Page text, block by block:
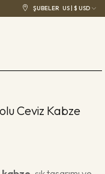
ŞUBELER US | $ USD
Ceviz Kabze